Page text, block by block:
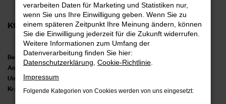
Kfz-Reparaturbedingungen
Bedingungen für die Ausführung von Arbeiten an Kraftfahrzeugen,
Anhängern, Aggregaten und deren Teilen und für Kostenvoranschläge
Unverbindliche Empfehlung des Zentralverbandes Deutsches
Kraftfahrzeuggewerbe e.V. (ZDK)
verarbeiten Daten für Marketing und Statistiken nur,
wenn Sie uns Ihre Einwilligung geben. Wenn Sie zu
einem späteren Zeitpunkt Ihre Meinung ändern, können
Sie die Einwilligung jederzeit für die Zukunft widerrufen.
Weitere Informationen zum Umfang der
Datenverarbeitung finden Sie hier:
Datenschutzerklärung Cookie-Richtlinie
Impressum
Folgende Kategorien von Cookies werden von uns eingesetzt: